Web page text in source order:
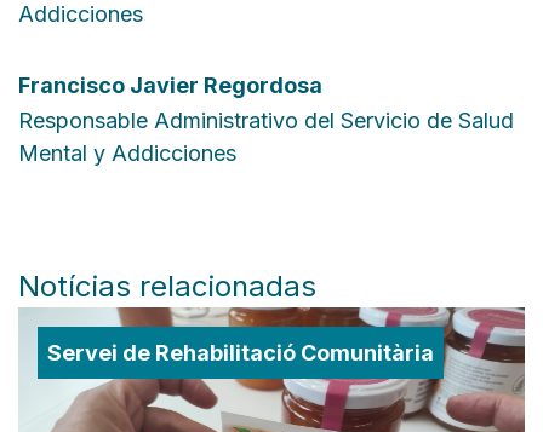
Addicciones
Francisco Javier Regordosa
Responsable Administrativo del Servicio de Salud
Mental y Addicciones
Notícias relacionadas
Servei de Rehabilitació Comunitària